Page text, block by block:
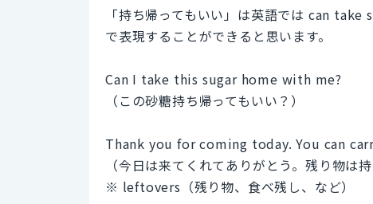
「持ち帰ってもいい」は英語では can
で表現することができると思います。
Can I take this sugar home with me?
（この砂糖持ち帰ってもいい？）
Thank you for coming today. You can
（今日は来てくれてありがとう。残り物は
※ leftovers（残り物、食べ残し、など）